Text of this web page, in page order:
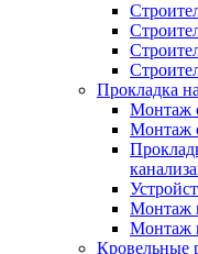
Прокладка
Монтаж
Монтаж
Монтаж
Монтаж
Кровельные